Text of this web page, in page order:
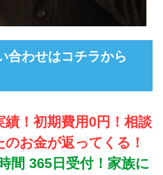
合わせはコチラから
績！初期費用0円！相談
お金が返ってくる！
間 365日受付！家族に